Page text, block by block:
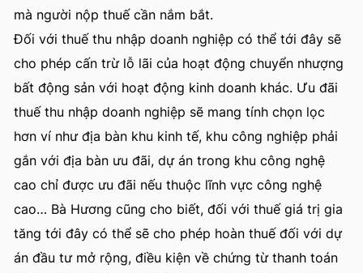
mà người nộp thuế cần nắm bắt.
Đối với thuế thu nhập doanh nghiệp có thể tới đây sẽ
cho phép cấn trừ lỗ lãi của hoạt động chuyển nhượng
bất động sản với hoạt động kinh doanh khác. Ưu đãi
thuế thu nhập doanh nghiệp sẽ mang tính chọn lọc
hơn ví như địa bàn khu kinh tế, khu công nghiệp phải
gắn với địa bàn ưu đãi, dự án trong khu công nghệ
cao chỉ được ưu đãi nếu thuộc lĩnh vực công nghệ
cao… Bà Hương cũng cho biết, đối với thuế giá trị gia
tăng tới đây có thể sẽ cho phép hoàn thuế đối với dự
án đầu tư mở rộng, điều kiện về chứng từ thanh toán